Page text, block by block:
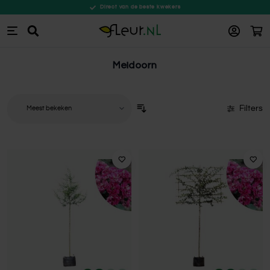
Direct van de beste kwekers
Zoeken
Meidoorn
Filters